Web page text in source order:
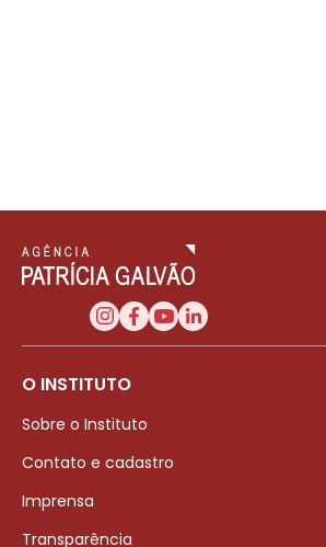
O INSTITUTO
Sobre o Instituto
Contato e cadastro
Imprensa
Transparência